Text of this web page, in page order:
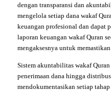
dengan transparansi dan
mengelola setiap dana wakaf
keuangan profesional dan dapat
laporan keuangan wakaf Quran
mengaksesnya untuk
Sistem akuntabilitas wakaf
penerimaan dana hingga
mendokumentasikan setiap